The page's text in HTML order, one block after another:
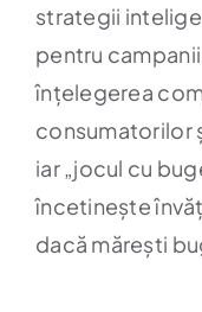
strategii
pentru
înțelegerea
consumatorilor
iar „jocul cu
încetinește
dacă mărești